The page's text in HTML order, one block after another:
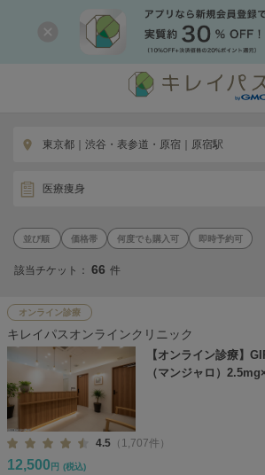
東京都｜渋谷・表参道・原宿｜原宿駅
医療痩身
価格帯 何度でも購入可 即時予約可
該当チケット： 66 件
オンライン診療
キレイパスオンラインクリニック
【オンライン診療】
（マンジャロ）
4.5 （1,707件）
12,500 円 (税込)